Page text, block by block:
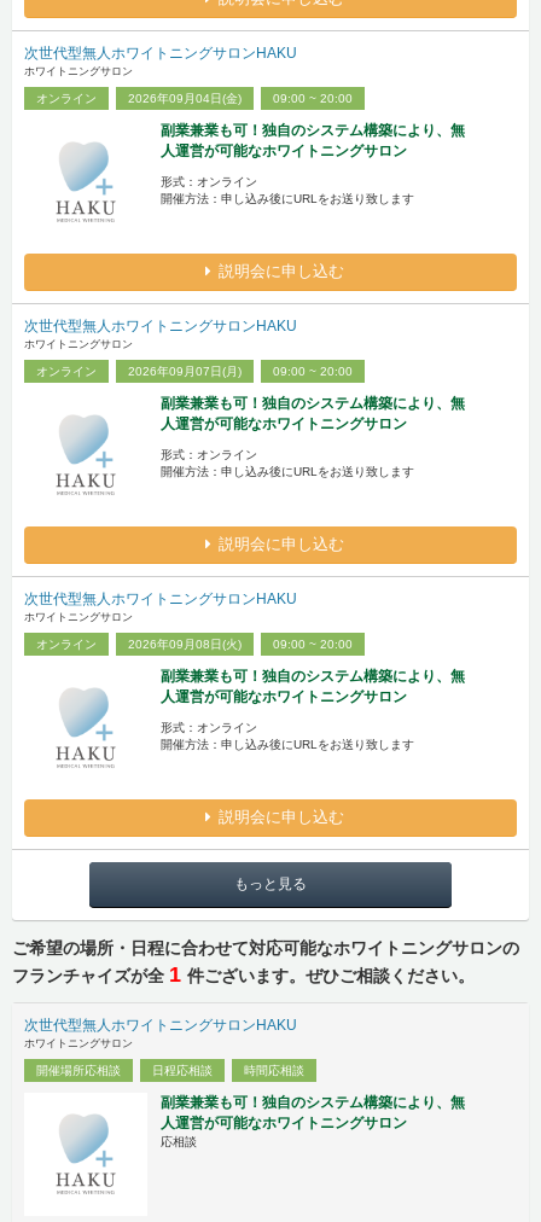
次世代型無人ホワイトニングサロンHAKU
ホワイトニングサロン
オンライン 2026年09月04日(金) 09:00 ~ 20:00
副業兼業も可！独自のシステム構築により、無
人運営が可能なホワイトニングサロン
形式：オンライン
開催方法：申し込み後にURLをお送り致します
説明会に申し込む
次世代型無人ホワイトニングサロンHAKU
ホワイトニングサロン
オンライン 2026年09月07日(月) 09:00 ~ 20:00
副業兼業も可！独自のシステム構築により、無
人運営が可能なホワイトニングサロン
形式：オンライン
開催方法：申し込み後にURLをお送り致します
説明会に申し込む
次世代型無人ホワイトニングサロンHAKU
ホワイトニングサロン
オンライン 2026年09月08日(火) 09:00 ~ 20:00
副業兼業も可！独自のシステム構築により、無
人運営が可能なホワイトニングサロン
形式：オンライン
開催方法：申し込み後にURLをお送り致します
説明会に申し込む
もっと見る
ご希望の場所・日程に合わせて対応可能なホワイトニングサロンの
フランチャイズが全 1 件ございます。ぜひご相談ください。
次世代型無人ホワイトニングサロンHAKU
ホワイトニングサロン
開催場所応相談 日程応相談 時間応相談
副業兼業も可！独自のシステム構築により、無
人運営が可能なホワイトニングサロン
応相談